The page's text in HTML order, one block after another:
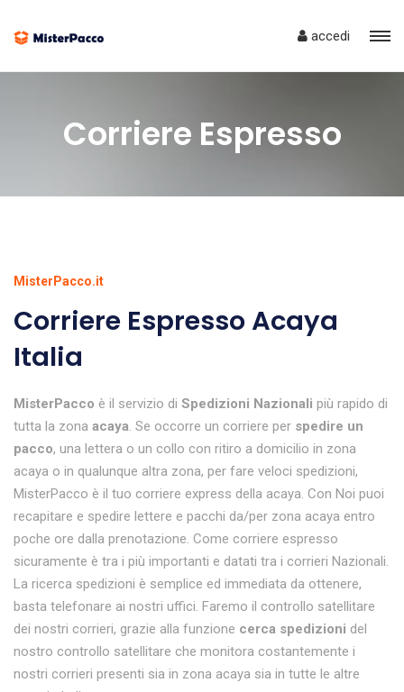
accedi
Corriere Espresso
MisterPacco.it
Corriere Espresso Acaya
Italia
MisterPacco è il servizio di Spedizioni Nazionali più rapido di
tutta la zona acaya. Se occorre un corriere per spedire un
pacco, una lettera o un collo con ritiro a domicilio in zona
acaya o in qualunque altra zona, per fare veloci spedizioni,
MisterPacco è il tuo corriere express della acaya. Con Noi puoi
recapitare e spedire lettere e pacchi da/per zona acaya entro
poche ore dalla prenotazione. Come corriere espresso
sicuramente è tra i più importanti e datati tra i corrieri Nazionali.
La ricerca spedizioni è semplice ed immediata da ottenere,
basta telefonare ai nostri uffici. Faremo il controllo satellitare
dei nostri corrieri, grazie alla funzione cerca spedizioni del
nostro controllo satellitare che monitora costantemente i
nostri corrieri presenti sia in zona acaya sia in tutte le altre